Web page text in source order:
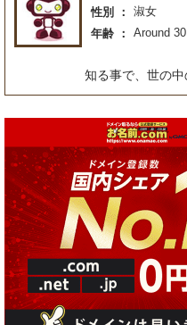
性別
淑女
年齢
Around
知る事で、世の